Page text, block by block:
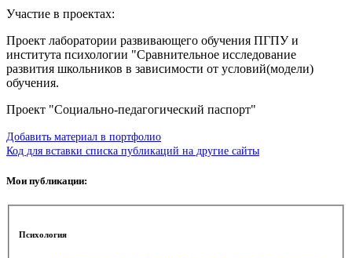
Участие в проектах:
Проект лаборатории развивающего обучения ПГПУ и
института психологии "Сравнительное исследование
развития школьников в зависимости от условий(модели)
обучения.
Проект "Социально-педагогический паспорт"
Добавить материал в портфолио
Код для вставки списка публикаций на другие сайты
Мои публикации:
Психология